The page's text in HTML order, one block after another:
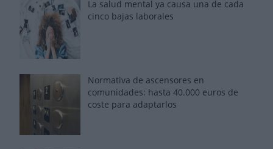
La salud mental ya causa una de cada
cinco bajas laborales
Normativa de ascensores en
comunidades: hasta 40.000 euros de
coste para adaptarlos